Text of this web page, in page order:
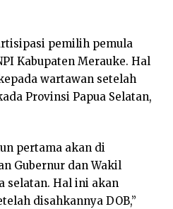
pemilih pemula
Kabupaten Merauke. Hal
wartawan setelah
Provinsi Papua Selatan,
pertama akan di
Gubernur dan Wakil
selatan. Hal ini akan
disahkannya DOB,”